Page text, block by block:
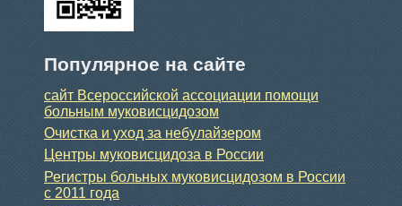
Популярное на сайте
сайт Всероссийской ассоциации помощи
больным муковисцидозом
Очистка и уход за небулайзером
Центры муковисцидоза в России
Регистры больных муковисцидозом в России
с 2011 года